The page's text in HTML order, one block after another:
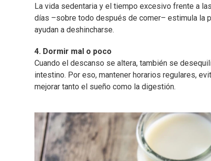
La vida sedentaria y el tiempo excesivo frente a
días –sobre todo después de comer– estimula la
ayudan a deshincharse.
4. Dormir mal o poco
Cuando el descanso se altera, también se
intestino. Por eso, mantener horarios regulares,
mejorar tanto el sueño como la digestión.